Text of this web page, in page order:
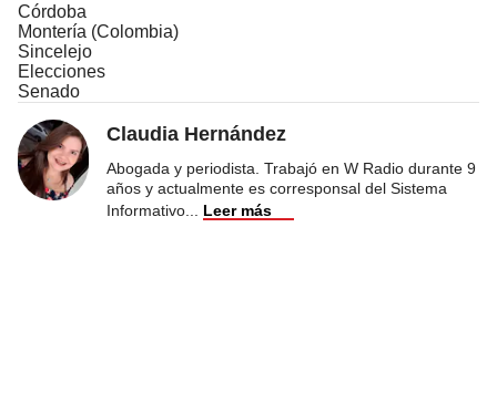
Córdoba
Montería (Colombia)
Sincelejo
Elecciones
Senado
Claudia Hernández
Abogada y periodista. Trabajó en W Radio durante 9
años y actualmente es corresponsal del Sistema
Informativo
Leer más